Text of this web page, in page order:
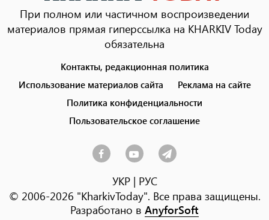
При полном или частичном воспроизведении
материалов прямая гиперссылка на KHARKIV Today
обязательна
menu
Контакты, редакционная политика
Использование материалов сайта
Реклама на сайте
Политика конфиденциальности
Пользовательское соглашение
УКР| РУС
© 2006-2026 "KharkivToday". Все права защищены.
Разработано в AnyforSoft